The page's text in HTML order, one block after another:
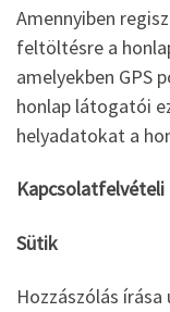
Amennyiben
feltöltésre a
amelyekben GPS
honlap látogatói
helyadatokat a
Kapcsolatfelvételi
Sütik
Hozzászólás